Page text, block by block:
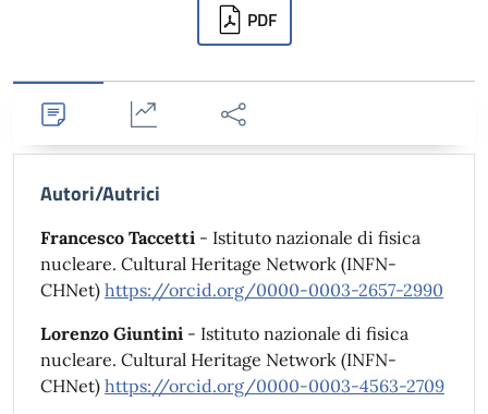
PDF
Dettagli Statistiche Condividi
Autori/Autrici
Francesco Taccetti - Istituto nazionale di fisica
nucleare. Cultural Heritage Network (INFN-
CHNet) https://orcid.org/0000-0003-2657-2990
Lorenzo Giuntini - Istituto nazionale di fisica
nucleare. Cultural Heritage Network (INFN-
CHNet) https://orcid.org/0000-0003-4563-2709